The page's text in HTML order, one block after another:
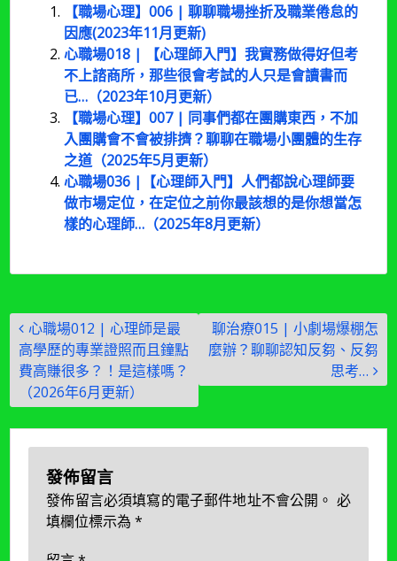
【職場心理】006 | 聊聊職場挫折及職業倦怠的
因應(2023年11月更新)
心職場018 | 【心理師入門】我實務做得好但考
不上諮商所，那些很會考試的人只是會讀書而
已…（2023年10月更新）
【職場心理】007 | 同事們都在團購東西，不加
入團購會不會被排擠？聊聊在職場小團體的生存
之道（2025年5月更新）
心職場036 |【心理師入門】人們都說心理師要
做市場定位，在定位之前你最該想的是你想當怎
樣的心理師…（2025年8月更新）
文
章
導
覽
心職場012 | 心理師是最
高學歷的專業證照而且鐘點
費高賺很多？！是這樣嗎？
（2026年6月更新）
聊治療015 | 小劇場爆棚怎
麼辦？聊聊認知反芻、反芻
思考…
發佈留言
發佈留言必須填寫的電子郵件地址不會公開。 必
填欄位標示為*